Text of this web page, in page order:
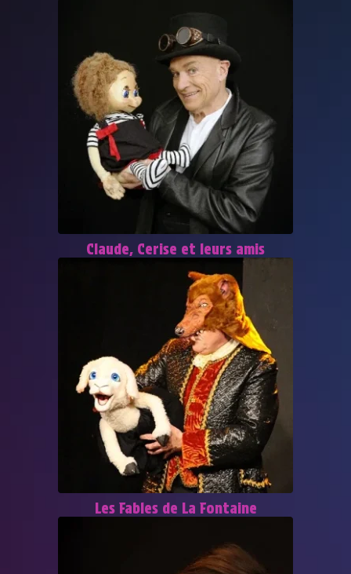
Claude, Cerise et leurs amis
Les Fables de La Fontaine